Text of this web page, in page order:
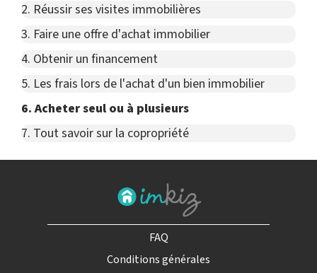
2. Réussir ses visites immobilières
3. Faire une offre d'achat immobilier
4. Obtenir un financement
5. Les frais lors de l'achat d'un bien immobilier
6. Acheter seul ou à plusieurs
7. Tout savoir sur la copropriété
FAQ
Conditions générales